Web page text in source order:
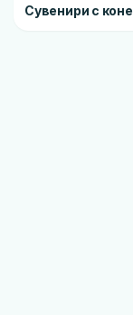
Сувенири с коне